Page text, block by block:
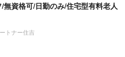
/無資格可/日勤のみ/住宅型有料老人
トナー住吉